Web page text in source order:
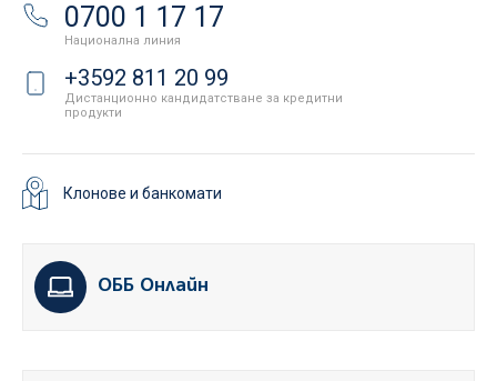
0700 1 17 17
Национална линия
+3592 811 20 99
Дистанционно кандидатстване за кредитни
продукти
Клонове и банкомати
ОББ Онлайн